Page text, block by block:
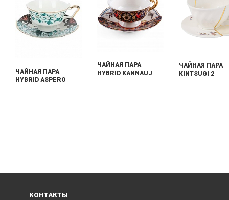
ЧАЙНАЯ ПАРА
HYBRID ASPERO
ЧАЙНАЯ ПАРА
HYBRID KANNAUJ
ЧАЙНАЯ ПАРА
KINTSUGI 2
КОНТАКТЫ